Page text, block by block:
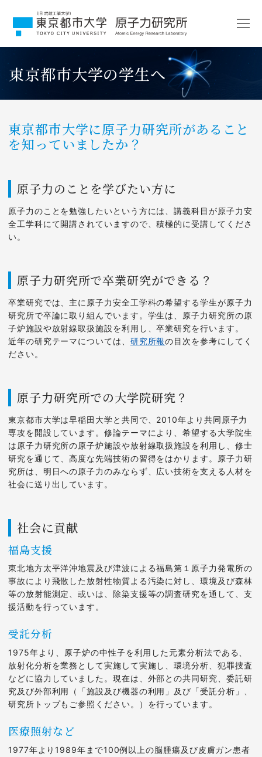
東京都市大学の学生へ
東京都市大学に原子力研究所があること
を知っていましたか？
原子力のことを学びたい方に
原子力のことを勉強したいという方には、講義科目が原子力安
全工学科にて開講されていますので、積極的に受講してくださ
い。
原子力研究所で卒業研究ができる？
卒業研究では、主に原子力安全工学科の希望する学生が原子力
研究所で卒論に取り組んでいます。学生は、原子力研究所の原
子炉施設や放射線取扱施設を利用し、卒業研究を行います。
近年の研究テーマについては、 研究所報の目次を参考にしてく
ださい。
原子力研究所での大学院研究？
東京都市大学は早稲田大学と共同で、2010年より共同原子力
専攻を開設しています。修論テーマにより、希望する大学院生
は原子力研究所の原子炉施設や放射線取扱施設を利用し、修士
研究を通じて、高度な先端技術の習得をはかります。原子力研
究所は、明日への原子力のみならず、広い技術を支える人材を
社会に送り出しています。
社会に貢献
福島支援
東北地方太平洋沖地震及び津波による福島第１原子力発電所の
事故により飛散した放射性物質よる汚染に対し、環境及び森林
等の放射能測定、或いは、除染支援等の調査研究を通して、支
援活動を行っています。
受託分析
1975年より、原子炉の中性子を利用した元素分析法である、
放射化分析を業務として実施して実施し、環境分析、犯罪捜査
などに協力していました。現在は、外部との共同研究、委託研
究及び外部利用（「施設及び機器の利用」及び「受託分析」、
研究所トップもご参照ください。）を行っています。
医療照射など
1977年より1989年まで100例以上の脳腫瘍及び皮膚ガン患者